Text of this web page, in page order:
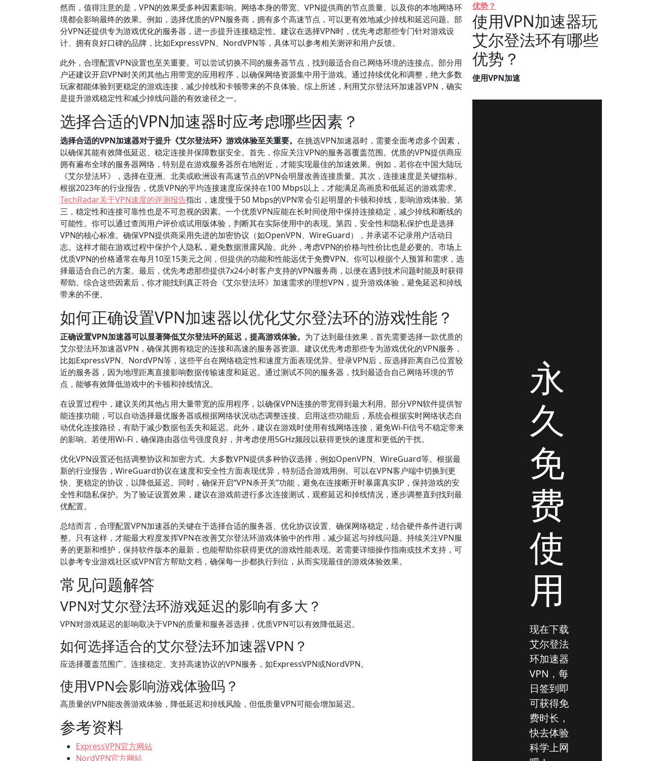
然而，值得注意的是，VPN的效果受多种因素影响。网络本身的带宽、VPN提供商的节点质量、以及你的本地网络环
境都会影响最终的效果。例如，选择优质的VPN服务商，拥有多个高速节点，可以更有效地减少掉线和延迟问题。部
分VPN还提供专为游戏优化的服务器，进一步提升连接稳定性。建议在选择VPN时，优先考虑那些专门针对游戏设
计、拥有良好口碑的品牌，比如ExpressVPN、NordVPN等，具体可以参考相关测评和用户反馈。
此外，合理配置VPN设置也至关重要。可以尝试切换不同的服务器节点，找到最适合自己网络环境的连接点。部分用
户还建议开启VPN时关闭其他占用带宽的应用程序，以确保网络资源集中用于游戏。通过持续优化和调整，绝大多数
玩家都能体验到更稳定的游戏连接，减少掉线和卡顿带来的不良体验。综上所述，利用艾尔登法环加速器VPN，确实
是提升游戏稳定性和减少掉线问题的有效途径之一。
选择合适的VPN加速器时应考虑哪些因素？
选择合适的VPN加速器对于提升《艾尔登法环》游戏体验至关重要。 在挑选VPN加速器时，需要全面考虑多个因素，
以确保其能有效降低延迟、稳定连接并保障数据安全。首先，你应关注VPN的服务器覆盖范围。优质的VPN提供商应
拥有遍布全球的服务器网络，特别是在游戏服务器所在地附近，才能实现最佳的加速效果。例如，若你在中国大陆玩
《艾尔登法环》，选择在亚洲、北美或欧洲设有高速节点的VPN会明显改善连接质量。其次，连接速度是关键指标。
根据2023年的行业报告，优质VPN的平均连接速度应保持在100 Mbps以上，才能满足高画质和低延迟的游戏需求。
TechRadar关于VPN速度的评测报告指出，速度慢于50 Mbps的VPN常会引起明显的卡顿和掉线，影响游戏体验。第
三，稳定性和连接可靠性也是不可忽视的因素。一个优质VPN应能在长时间使用中保持连接稳定，减少掉线和断线的
可能性。你可以通过查阅用户评价或试用版体验，判断其在实际使用中的表现。第四，安全性和隐私保护也是选择
VPN的核心标准。确保VPN提供商采用先进的加密协议（如OpenVPN、WireGuard），并承诺不记录用户活动日
志。这样才能在游戏过程中保护个人隐私，避免数据泄露风险。此外，考虑VPN的价格与性价比也是必要的。市场上
优质VPN的价格通常在每月10至15美元之间，但提供的功能和性能远优于免费VPN。你可以根据个人预算和需求，选
择最适合自己的方案。最后，优先考虑那些提供7x24小时客户支持的VPN服务商，以便在遇到技术问题时能及时获得
帮助。综合这些因素后，你才能找到真正符合《艾尔登法环》加速需求的理想VPN，提升游戏体验，避免延迟和掉线
带来的不便。
如何正确设置VPN加速器以优化艾尔登法环的游戏性能？
正确设置VPN加速器可以显著降低艾尔登法环的延迟，提高游戏体验。 为了达到最佳效果，首先需要选择一款优质的
艾尔登法环加速器VPN，确保其拥有稳定的连接和高速的服务器资源。建议优先考虑那些专为游戏优化的VPN服务，
比如ExpressVPN、NordVPN等，这些平台在网络稳定性和速度方面表现优异。登录VPN后，应选择距离自己位置较
近的服务器，因为地理距离直接影响数据传输速度和延迟。通过测试不同的服务器，找到最适合自己网络环境的节
点，能够有效降低游戏中的卡顿和掉线情况。
在设置过程中，建议关闭其他占用大量带宽的应用程序，以确保VPN连接的带宽得到最大利用。部分VPN软件提供智
能连接功能，可以自动选择最优服务器或根据网络状况动态调整连接。启用这些功能后，系统会根据实时网络状态自
动优化连接路径，有助于减少数据包丢失和延迟。此外，建议在游戏时使用有线网络连接，避免Wi-Fi信号不稳定带来
的影响。若使用Wi-Fi，确保路由器信号强度良好，并考虑使用5GHz频段以获得更快的速度和更低的干扰。
优化VPN设置还包括调整协议和加密方式。大多数VPN提供多种协议选择，例如OpenVPN、WireGuard等。根据最
新的行业报告，WireGuard协议在速度和安全性方面表现优异，特别适合游戏用例。可以在VPN客户端中切换到更
快、更稳定的协议，以降低延迟。同时，确保开启“VPN杀开关”功能，避免在连接断开时暴露真实IP，保持游戏的安
全性和隐私保护。为了验证设置效果，建议在游戏前进行多次连接测试，观察延迟和掉线情况，逐步调整直到找到最
优配置。
总结而言，合理配置VPN加速器的关键在于选择合适的服务器、优化协议设置、确保网络稳定，结合硬件条件进行调
整。只有这样，才能最大程度发挥VPN在改善艾尔登法环游戏体验中的作用，减少延迟与掉线问题。持续关注VPN服
务的更新和维护，保持软件版本的最新，也能帮助你获得更优的游戏性能表现。若需要详细操作指南或技术支持，可
以参考专业游戏社区或VPN官方帮助文档，确保每一步都执行到位，从而实现最佳的游戏体验效果。
常见问题解答
VPN对艾尔登法环游戏延迟的影响有多大？
VPN对游戏延迟的影响取决于VPN的质量和服务器选择，优质VPN可以有效降低延迟。
如何选择适合的艾尔登法环加速器VPN？
应选择覆盖范围广、连接稳定、支持高速协议的VPN服务，如ExpressVPN或NordVPN。
使用VPN会影响游戏体验吗？
高质量的VPN能改善游戏体验，降低延迟和掉线风险，但低质量VPN可能会增加延迟。
参考资料
ExpressVPN官方网站
NordVPN官方网站
优势？
使用VPN加速器玩
艾尔登法环有哪些
优势？
使用VPN加速
永
久
免
费
使
用
现在下载
艾尔登法
环加速器
VPN，每
日签到即
可获得免
费时长，
快去体验
科学上网